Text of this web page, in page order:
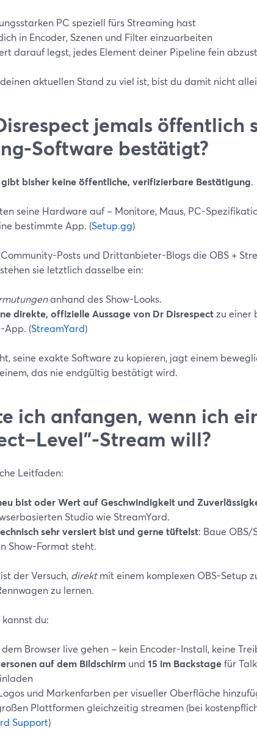
PC speziell fürs Streaming hast
in Encoder, Szenen und Filter einzuarbeiten
darauf legst, jedes Element deiner Pipeline fein
aktuellen Stand zu viel ist, bist du damit nicht
jemals öffentlich
Software bestätigt?
gibt bisher keine öffentliche, verifizierbare Bestätigung.
seine Hardware auf – Monitore, Maus, PC-
bestimmte App. (Setup.gg)
Posts und Drittanbieter-Blogs die OBS +
sie letztlich dasselbe ein:
anhand des Show-Looks.
direkte, offizielle Aussage von Dr Disrespectzu einer
App. (StreamYard)
seine exakte Software zu kopieren, jagt einem
das nie endgültig bestätigt wird.
ich anfangen, wenn ich
Stream will?
Leitfaden:
bist oder Wert auf Geschwindigkeit und
Studio wie StreamYard.
sehr versiert bist und gerne tüftelst: Baue
Show-Format steht.
der Versuch, direktmit einem komplexen OBS-Setup
zu lernen.
du:
Browser live gehen – kein Encoder-Install, keine
auf dem Bildschirm und 15 im Backstagefür
und Markenfarben per visueller Oberfläche
Plattformen gleichzeitig streamen (bei
Support)